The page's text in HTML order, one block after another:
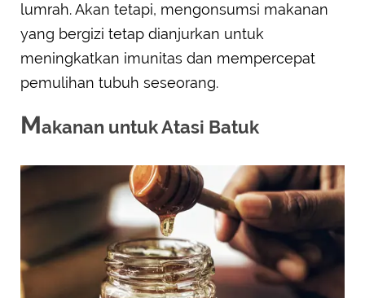
lumrah. Akan tetapi, mengonsumsi makanan
yang bergizi tetap dianjurkan untuk
meningkatkan imunitas dan mempercepat
pemulihan tubuh seseorang.
Makanan untuk Atasi Batuk